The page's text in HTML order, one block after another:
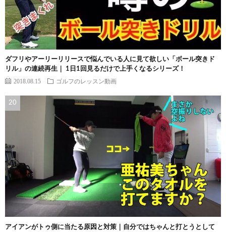
ダフリやアーリーリリースで悩んでいる人に見て欲しい「ボール突きド
リル」の連続再生｜ 1日1回見るだけで上手くなるシリーズ！
2018.08.15 ゴルフのレッスン動画
アイアンがトゥ側に当たる原因と対策｜自分ではちゃんと打とうとして